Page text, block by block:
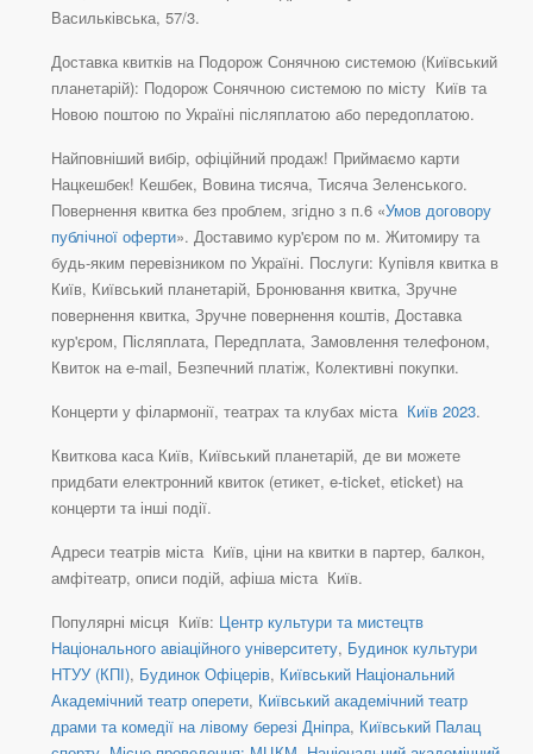
Васильківська, 57/3.
Доставка квитків на Подорож Сонячною системою (Київський
планетарій): Подорож Сонячною системою по місту Київ та
Новою поштою по Україні післяплатою або передоплатою.
Найповніший вибір, офіційний продаж! Приймаємо карти
Нацкешбек! Кешбек, Вовина тисяча, Тисяча Зеленського.
Повернення квитка без проблем, згідно з п.6 «Умов договору
публічної оферти». Доставимо кур'єром по м. Житомиру та
будь-яким перевізником по Україні. Послуги: Купівля квитка в
Київ, Київський планетарій, Бронювання квитка, Зручне
повернення квитка, Зручне повернення коштів, Доставка
кур'єром, Післяплата, Передплата, Замовлення телефоном,
Квиток на e-mail, Безпечний платіж, Колективні покупки.
Концерти у філармонії, театрах та клубах міста Київ 2023.
Квиткова каса Київ, Київський планетарій, де ви можете
придбати електронний квиток (етикет, e-ticket, eticket) на
концерти та інші події.
Адреси театрів міста Київ, ціни на квитки в партер, балкон,
амфітеатр, описи подій, афіша міста Київ.
Популярні місця Київ: Центр культури та мистецтв
Національного авіаційного університету, Будинок культури
НТУУ (КПІ), Будинок Офіцерів, Київський Національний
Академічний театр оперети, Київський академічний театр
драми та комедії на лівому березі Дніпра, Київський Палац